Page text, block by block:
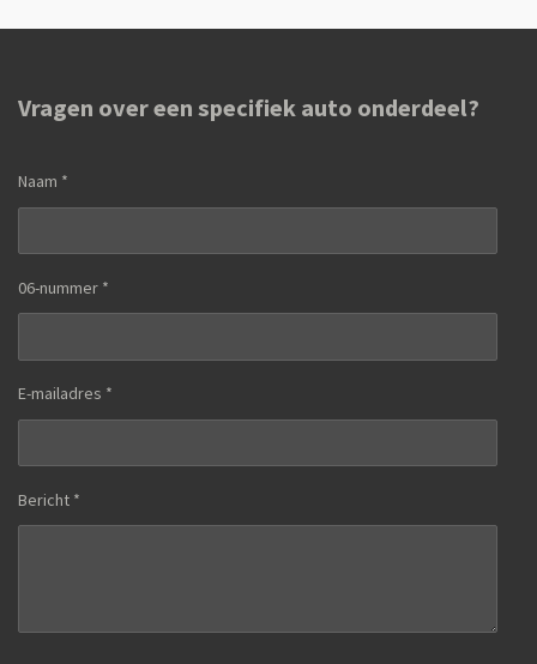
Vragen over een specifiek auto onderdeel?
Naam *
06-nummer *
E-mailadres *
Bericht *